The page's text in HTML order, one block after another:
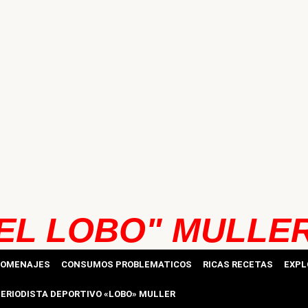
LOBO"
CONSUMOS PROBLEMATICOS RICAS RECETAS
DEPORTIVO «LOBO» MULLER